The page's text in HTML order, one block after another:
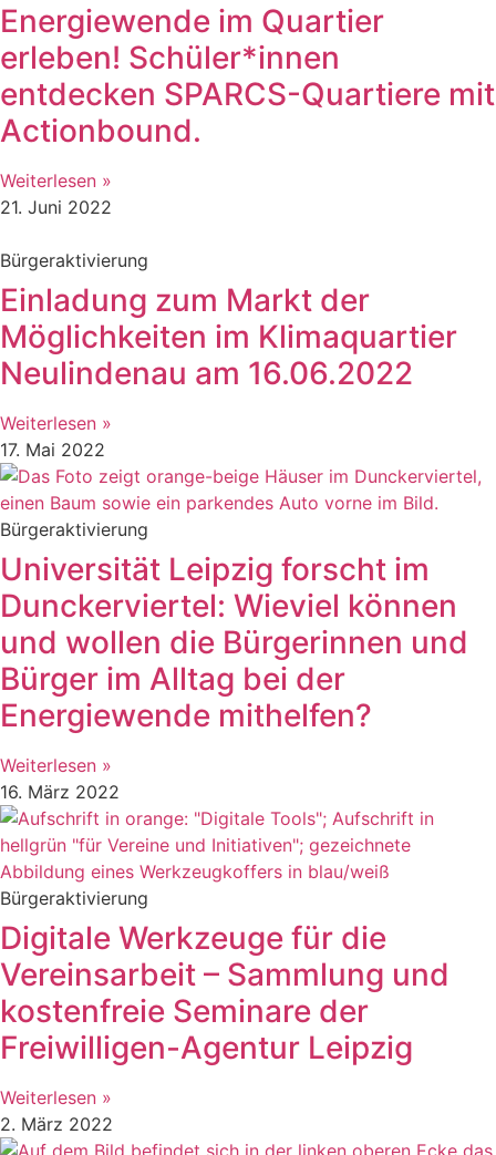
Energiewende im Quartier
erleben! Schüler*innen
entdecken SPARCS-Quartiere mit
Actionbound.
Weiterlesen »
21. Juni 2022
Bürgeraktivierung
Einladung zum Markt der
Möglichkeiten im Klimaquartier
Neulindenau am 16.06.2022
Weiterlesen »
17. Mai 2022
Bürgeraktivierung
Universität Leipzig forscht im
Dunckerviertel: Wieviel können
und wollen die Bürgerinnen und
Bürger im Alltag bei der
Energiewende mithelfen?
Weiterlesen »
16. März 2022
Bürgeraktivierung
Digitale Werkzeuge für die
Vereinsarbeit – Sammlung und
kostenfreie Seminare der
Freiwilligen-Agentur Leipzig
Weiterlesen »
2. März 2022